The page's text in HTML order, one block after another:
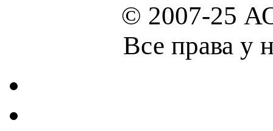
© 2007-25
Все права у